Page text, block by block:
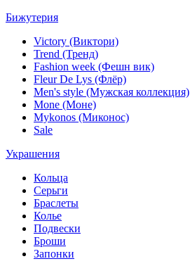
Бижутерия
Victory (Виктори)
Trend (Тренд)
Fashion week (Фешн вик)
Fleur De Lys (Флёр)
Men's style (Мужская коллекция)
Mone (Моне)
Mykonos (Миконос)
Sale
Украшения
Кольца
Серьги
Браслеты
Колье
Подвески
Броши
Запонки